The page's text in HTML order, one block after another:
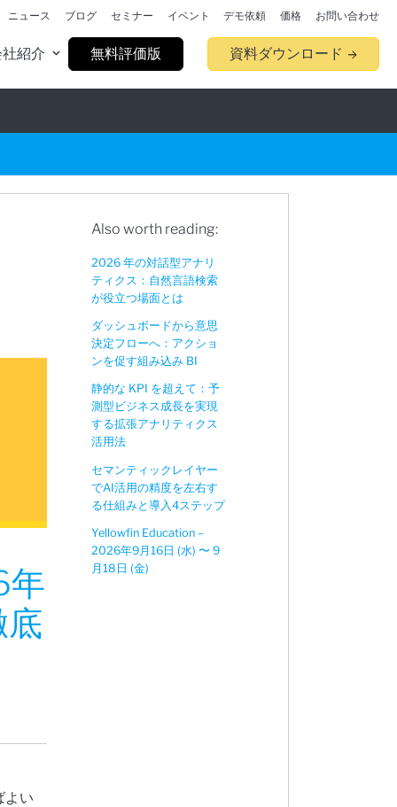
紹介 無料評価版 資料ダウンロード
ニュース ブログ セミナー イベント デモ依頼 価格 お問い合わせ
年
よい
Also worth reading:
2026 年の対話型アナリ
ティクス：自然言語検索
が役立つ場面とは
ダッシュボードから意思
決定フローへ：アクショ
ンを促す組み込み BI
静的な KPI を超えて：予
測型ビジネス成長を実現
する拡張アナリティクス
活用法
セマンティックレイヤー
でAI活用の精度を左右す
る仕組みと導入4ステップ
Yellowfin Education –
2026年9月16日 (水) 〜 9
月18日 (金)